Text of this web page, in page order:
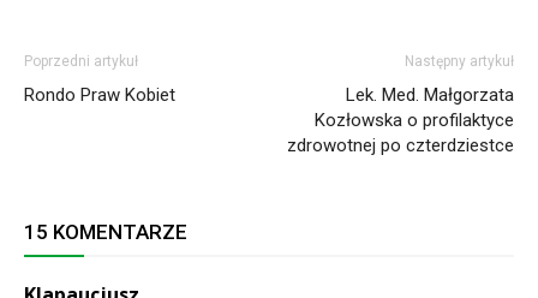
Poprzedni artykuł
Rondo Praw Kobiet
Następny artykuł
Lek. Med. Małgorzata
Kozłowska o profilaktyce
zdrowotnej po czterdziestce
15 KOMENTARZE